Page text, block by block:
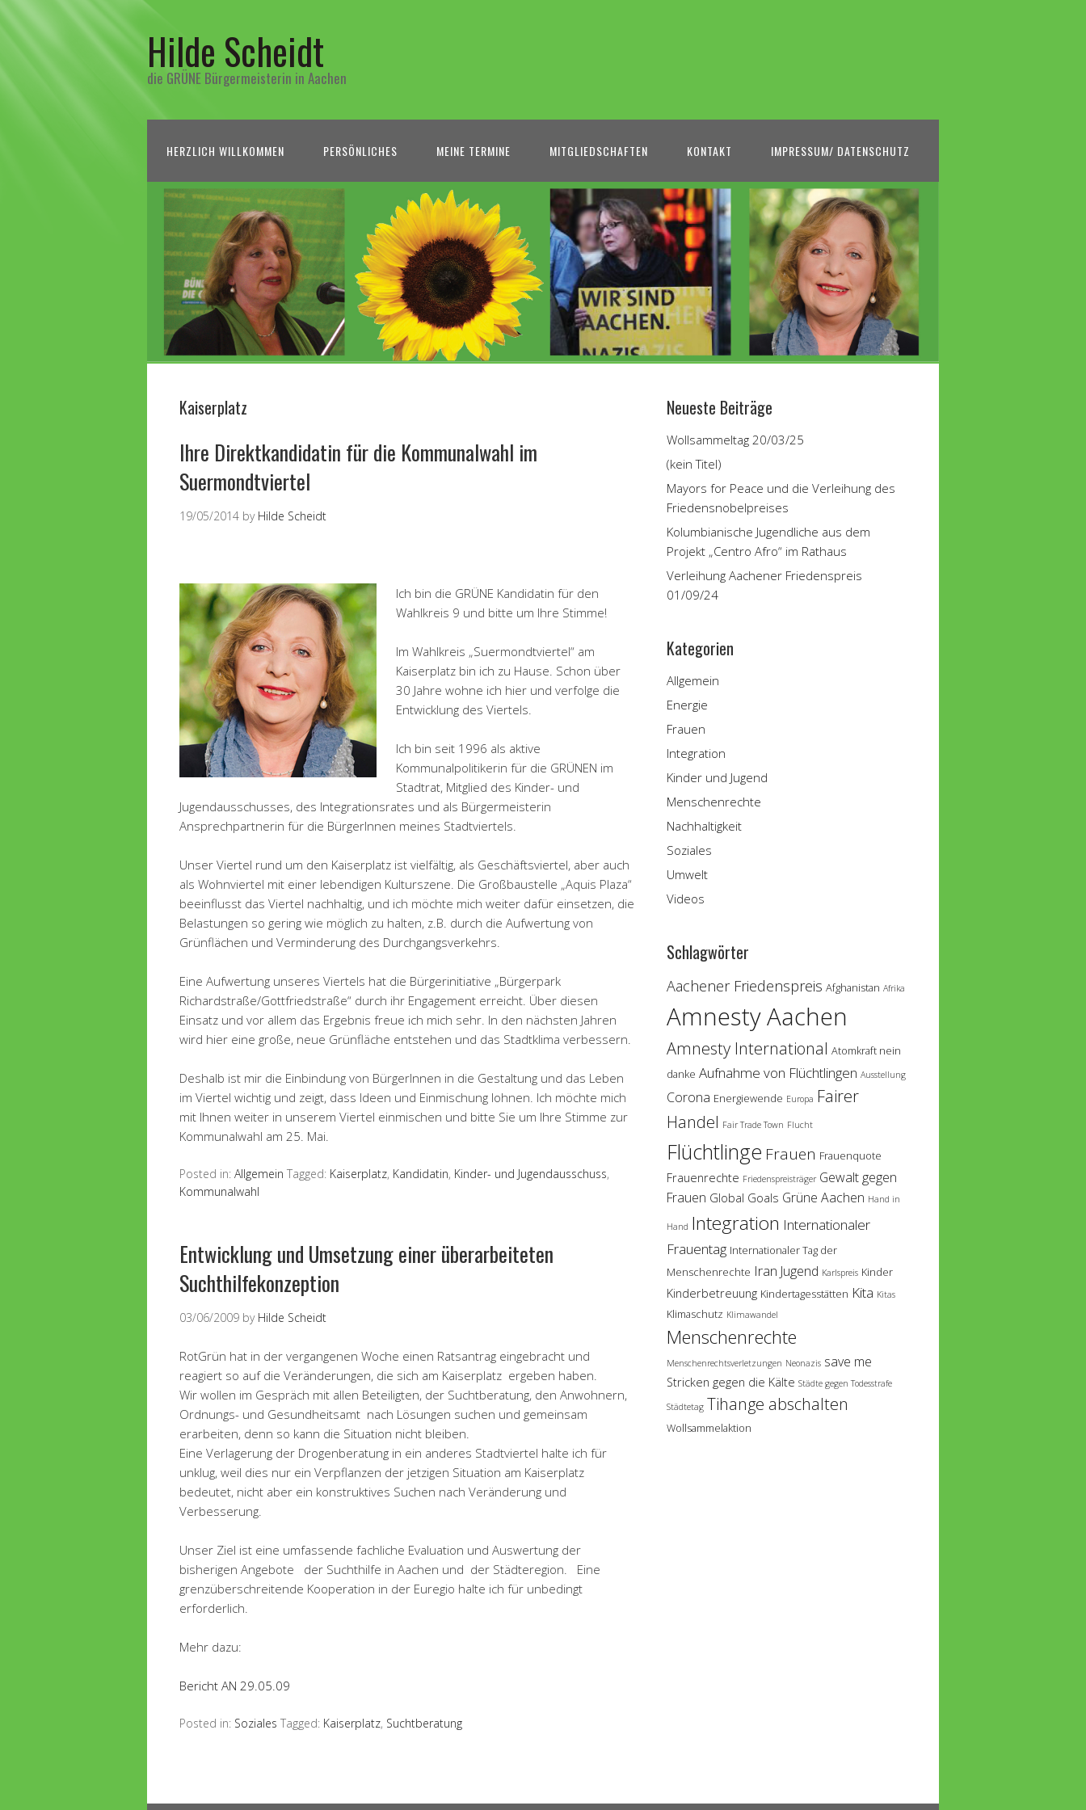
Hilde Scheidt
die GRÜNE Bürgermeisterin in Aachen
HERZLICH WILLKOMMEN PERSÖNLICHES MEINE TERMINE MITGLIEDSCHAFTEN KONTAKT IMPRESSUM/ DATENSCHUTZ
Kaiserplatz
Ihre Direktkandidatin für die Kommunalwahl im
Suermondtviertel
19/05/2014 by Hilde Scheidt
Ich bin die GRÜNE Kandidatin für den
Wahlkreis 9 und bitte um Ihre Stimme!
Im Wahlkreis „Suermondtviertel“ am
Kaiserplatz bin ich zu Hause. Schon über
30 Jahre wohne ich hier und verfolge die
Entwicklung des Viertels.
Ich bin seit 1996 als aktive
Kommunalpolitikerin für die GRÜNEN im
Stadtrat, Mitglied des Kinder- und
Jugendausschusses, des Integrationsrates und als Bürgermeisterin
Ansprechpartnerin für die BürgerInnen meines Stadtviertels.
Unser Viertel rund um den Kaiserplatz ist vielfältig, als Geschäftsviertel, aber auch
als Wohnviertel mit einer lebendigen Kulturszene. Die Großbaustelle „Aquis Plaza“
beeinflusst das Viertel nachhaltig, und ich möchte mich weiter dafür einsetzen, die
Belastungen so gering wie möglich zu halten, z.B. durch die Aufwertung von
Grünflächen und Verminderung des Durchgangsverkehrs.
Eine Aufwertung unseres Viertels hat die Bürgerinitiative „Bürgerpark
Richardstraße/Gottfriedstraße“ durch ihr Engagement erreicht. Über diesen
Einsatz und vor allem das Ergebnis freue ich mich sehr. In den nächsten Jahren
wird hier eine große, neue Grünfläche entstehen und das Stadtklima verbessern.
Deshalb ist mir die Einbindung von BürgerInnen in die Gestaltung und das Leben
im Viertel wichtig und zeigt, dass Ideen und Einmischung lohnen. Ich möchte mich
mit Ihnen weiter in unserem Viertel einmischen und bitte Sie um Ihre Stimme zur
Kommunalwahl am 25. Mai.
Posted in: Allgemein Tagged: Kaiserplatz, Kandidatin, Kinder- und Jugendausschuss,
Kommunalwahl
Entwicklung und Umsetzung einer überarbeiteten
Suchthilfekonzeption
03/06/2009 by Hilde Scheidt
RotGrün hat in der vergangenen Woche einen Ratsantrag eingebracht und
reagiert so auf die Veränderungen, die sich am Kaiserplatz ergeben haben.
Wir wollen im Gespräch mit allen Beteiligten, der Suchtberatung, den Anwohnern,
Ordnungs- und Gesundheitsamt nach Lösungen suchen und gemeinsam
erarbeiten, denn so kann die Situation nicht bleiben.
Eine Verlagerung der Drogenberatung in ein anderes Stadtviertel halte ich für
unklug, weil dies nur ein Verpflanzen der jetzigen Situation am Kaiserplatz
bedeutet, nicht aber ein konstruktives Suchen nach Veränderung und
Verbesserung.
Unser Ziel ist eine umfassende fachliche Evaluation und Auswertung der
bisherigen Angebote der Suchthilfe in Aachen und der Städteregion. Eine
grenzüberschreitende Kooperation in der Euregio halte ich für unbedingt
erforderlich.
Mehr dazu:
Bericht AN 29.05.09
Posted in: Soziales Tagged: Kaiserplatz, Suchtberatung
Neueste Beiträge
Wollsammeltag 20/03/25
(kein Titel)
Mayors for Peace und die Verleihung des
Friedensnobelpreises
Kolumbianische Jugendliche aus dem
Projekt „Centro Afro“ im Rathaus
Verleihung Aachener Friedenspreis
01/09/24
Kategorien
Allgemein
Energie
Frauen
Integration
Kinder und Jugend
Menschenrechte
Nachhaltigkeit
Soziales
Umwelt
Videos
Schlagwörter
Aachener Friedenspreis Afghanistan Afrika
Amnesty Aachen
Amnesty International Atomkraft nein
danke Aufnahme von Flüchtlingen Ausstellung
Corona Energiewende Europa Fairer
Handel Fair Trade Town Flucht
Flüchtlinge Frauen Frauenquote
Frauenrechte Friedenspreisträger Gewalt gegen
Frauen Global Goals Grüne Aachen Hand in
Hand Integration Internationaler
Frauentag Internationaler Tag der
Menschenrechte Iran Jugend Karlspreis Kinder
Kinderbetreuung Kindertagesstätten Kita Kitas
Klimaschutz Klimawandel
Menschenrechte
Menschenrechtsverletzungen Neonazis save me
Stricken gegen die Kälte Städte gegen Todesstrafe
Städtetag Tihange abschalten
Wollsammelaktion